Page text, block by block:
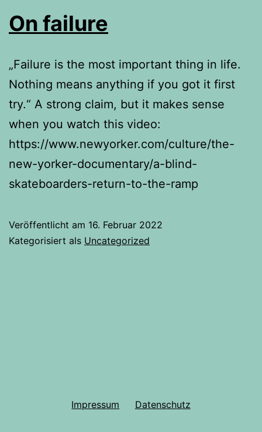
On failure
„Failure is the most important thing in life.
Nothing means anything if you got it first
try.“ A strong claim, but it makes sense
when you watch this video:
https://www.newyorker.com/culture/the-
new-yorker-documentary/a-blind-
skateboarders-return-to-the-ramp
Veröffentlicht am 16. Februar 2022
Kategorisiert als Uncategorized
Impressum Datenschutz